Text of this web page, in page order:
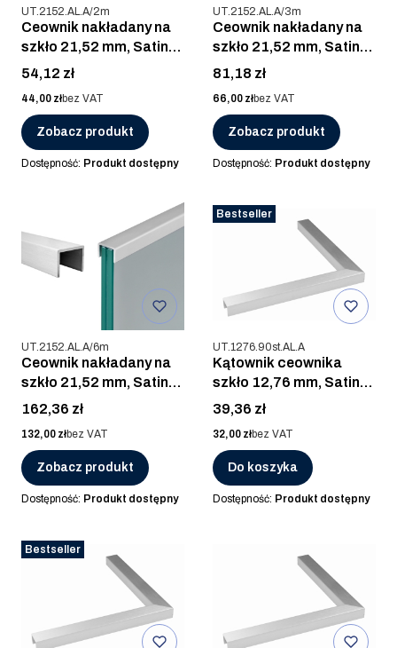
Kod produktu
UT.2152.AL.A/2m
Ceownik nakładany na
szkło 21,52 mm, Satin-
ELOX, AL. ANOD / 2m
Cena
54,12 zł
Cena
44,00 złbez VAT
Zobacz produkt
Dostępność: Produkt dostępny
Kod produktu
UT.2152.AL.A/3m
Ceownik nakładany na
szkło 21,52 mm, Satin-
ELOX, AL. ANOD / 3m
Cena
81,18 zł
Cena
66,00 złbez VAT
Zobacz produkt
Dostępność: Produkt dostępny
Kod produktu
UT.2152.AL.A/6m
Ceownik nakładany na
szkło 21,52 mm, Satin-
ELOX, AL. ANOD / 6m
Cena
162,36 zł
Cena
132,00 złbez VAT
Zobacz produkt
Dostępność: Produkt dostępny
Bestseller
Kod produktu
UT.1276.90st.AL.A
Kątownik ceownika
szkło 12,76 mm, Satin-
ELOX, AL. ANOD
Cena
39,36 zł
Cena
32,00 złbez VAT
Do koszyka
Dostępność: Produkt dostępny
Bestseller